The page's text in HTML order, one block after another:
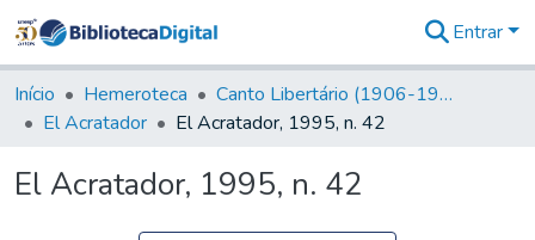
&
Coleções
Tudo na
Digital
Entrar
Início Hemeroteca
Canto Libertário (1906-1995)
El Acratador
El Acratador, 1995, n. 42
El Acratador, 1995, n. 42